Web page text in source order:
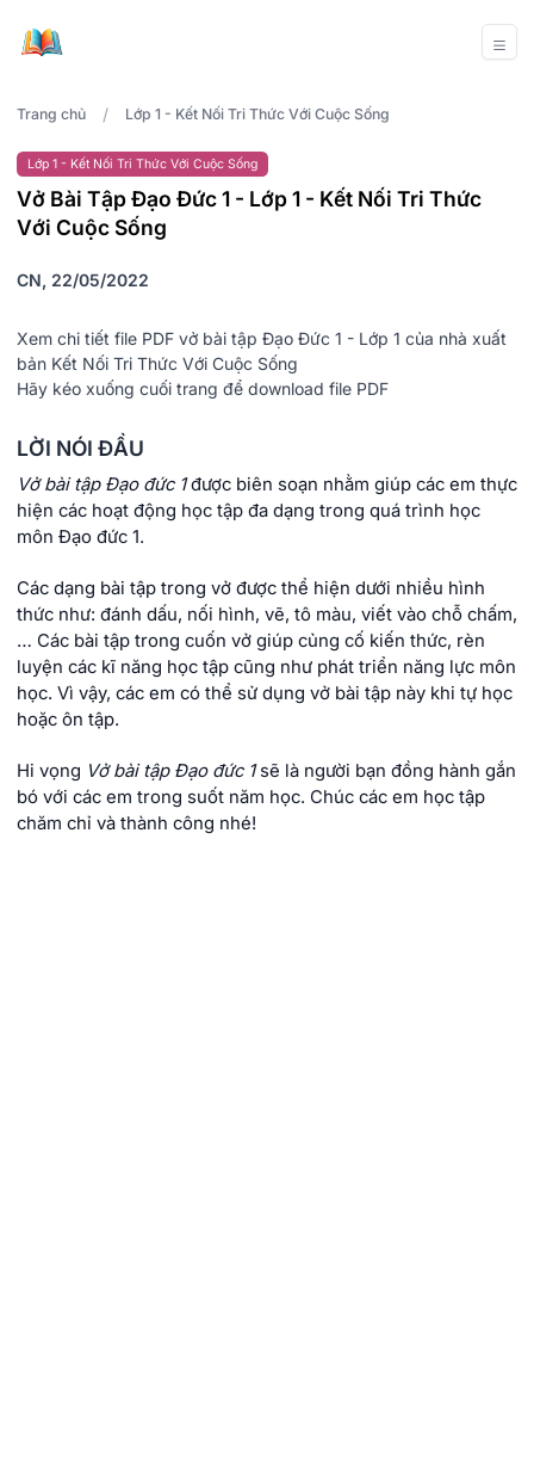
Trang chủ / Lớp 1 - Kết Nối Tri Thức Với Cuộc Sống
Lớp 1 - Kết Nối Tri Thức Với Cuộc Sống
Vở Bài Tập Đạo Đức 1 - Lớp 1 - Kết Nối Tri Thức
Với Cuộc Sống
CN, 22/05/2022
Xem chi tiết file PDF vở bài tập Đạo Đức 1 - Lớp 1 của nhà xuất
bản Kết Nối Tri Thức Với Cuộc Sống
Hãy kéo xuống cuối trang để download file PDF
LỜI NÓI ĐẦU
Vở bài tập Đạo đức 1được biên soạn nhằm giúp các em thực
hiện các hoạt động học tập đa dạng trong quá trình học
môn Đạo đức 1.
Các dạng bài tập trong vở được thể hiện dưới nhiều hình
thức như: đánh dấu, nối hình, vẽ, tô màu, viết vào chỗ chấm,
… Các bài tập trong cuốn vở giúp củng cố kiến thức, rèn
luyện các kĩ năng học tập cũng như phát triển năng lực môn
học. Vì vậy, các em có thể sử dụng vở bài tập này khi tự học
hoặc ôn tập.
Hi vọng Vở bài tập Đạo đức 1sẽ là người bạn đồng hành gắn
bó với các em trong suốt năm học. Chúc các em học tập
chăm chỉ và thành công nhé!